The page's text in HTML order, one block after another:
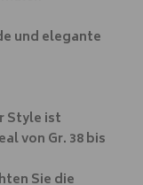
und elegante
Style ist
von Gr. 38 bis
Sie die